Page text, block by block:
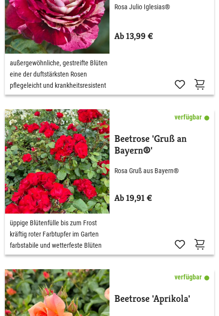
Rosa Julio Iglesias®
Ab 13,99 €
außergewöhnliche, gestreifte Blüten
eine der duftstärksten Rosen
pflegeleicht und krankheitsresistent
verfügbar
Beetrose 'Gruß an
Bayern®'
Rosa Gruß aus Bayern®
Ab 19,91 €
üppige Blütenfülle bis zum Frost
kräftig roter Farbtupfer im Garten
farbstabile und wetterfeste Blüten
verfügbar
Beetrose 'Aprikola'